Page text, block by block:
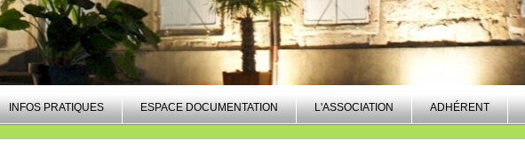
INFOS PRATIQUES ESPACE DOCUMENTATION L'ASSOCIATION ADHÉRENT